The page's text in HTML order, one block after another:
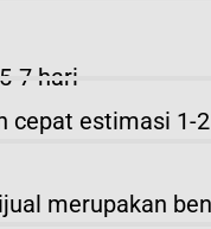
7 hari
cepat estimasi 1-
merupakan